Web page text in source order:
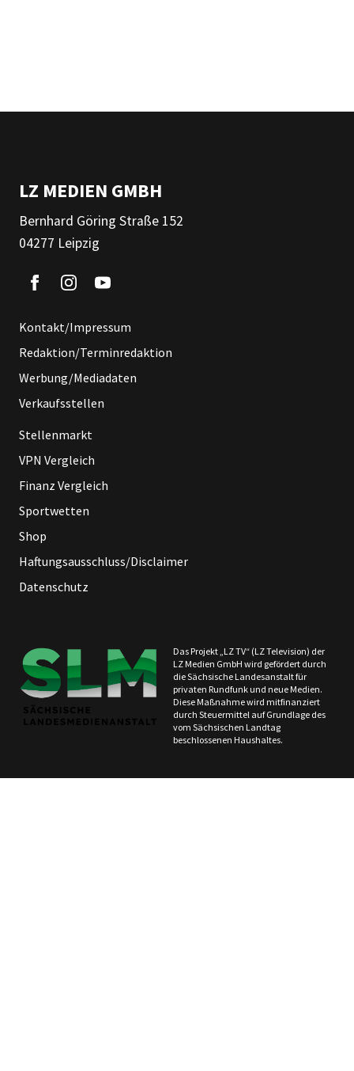
LZ MEDIEN GMBH
Bernhard Göring Straße 152
04277 Leipzig
Kontakt/Impressum
Redaktion/Terminredaktion
Werbung/Mediadaten
Verkaufsstellen
Stellenmarkt
VPN Vergleich
Finanz Vergleich
Sportwetten
Shop
Haftungsausschluss/Disclaimer
Datenschutz
Das Projekt „LZ TV“ (LZ Television) der
LZ Medien GmbH wird gefördert durch
die Sächsische Landesanstalt für
privaten Rundfunk und neue Medien.
Diese Maßnahme wird mitfinanziert
durch Steuermittel auf Grundlage des
vom Sächsischen Landtag
beschlossenen Haushaltes.